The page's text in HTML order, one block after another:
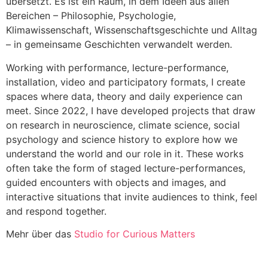
Bereichen – Philosophie, Psychologie,
Klimawissenschaft, Wissenschaftsgeschichte und Alltag
– in gemeinsame Geschichten verwandelt werden.
Working with performance, lecture-performance,
installation, video and participatory formats, I create
spaces where data, theory and daily experience can
meet. Since 2022, I have developed projects that draw
on research in neuroscience, climate science, social
psychology and science history to explore how we
understand the world and our role in it. These works
often take the form of staged lecture-performances,
guided encounters with objects and images, and
interactive situations that invite audiences to think, feel
and respond together.
Mehr über das Studio for Curious Matters